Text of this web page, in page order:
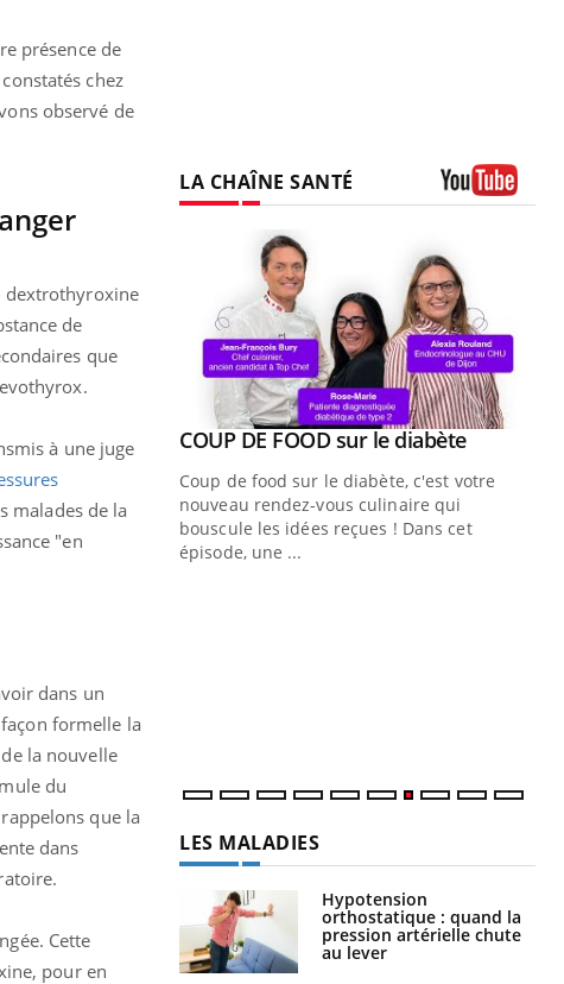
présence de
chez
observé de
dextrothyroxine
de
que
à une juge
malades de la
"en
dans un
formelle la
la nouvelle
du
que la
dans
Cette
pour en
LA CHAÎNE SANTÉ
Youtube
COUP DE FOOD sur le diabèteYoutube
Coup de food sur le diabète, c'est votre
nouveau rendez-vous culinaire qui
bouscule les idées reçues ! Dans cet
épisode, une ...
LES MALADIES
Hypotension
orthostatique : quand la
pression artérielle chute
au lever